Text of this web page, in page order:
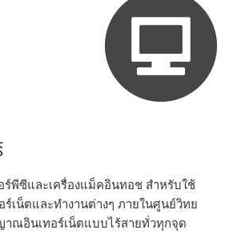
ร์พีซีและเครื่องแม็คอินทอช สำหรับใช้
เน็ตและทำงานต่างๆ ภายในศูนย์วิทย
าณอินเทอร์เน็ตแบบไร้สายทั่วทุกจุด